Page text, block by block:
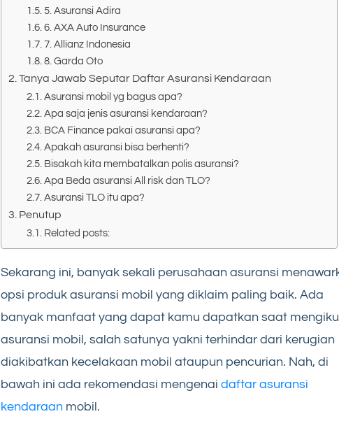
5. Asuransi Adira
6. AXA Auto Insurance
7. Allianz Indonesia
8. Garda Oto
Tanya Jawab Seputar Daftar Asuransi Kendaraan
Asuransi mobil yg bagus apa?
Apa saja jenis asuransi kendaraan?
BCA Finance pakai asuransi apa?
Apakah asuransi bisa berhenti?
Bisakah kita membatalkan polis asuransi?
Apa Beda asuransi All risk dan TLO?
Asuransi TLO itu apa?
Penutup
Related posts:
Sekarang ini, banyak sekali perusahaan asuransi
opsi produk asuransi mobil yang diklaim paling baik. Ada
banyak manfaat yang dapat kamu dapatkan saat
asuransi mobil, salah satunya yakni terhindar dari kerugian
diakibatkan kecelakaan mobil ataupun pencurian. Nah, di
bawah ini ada rekomendasi mengenai daftar asuransi
kendaraan mobil.